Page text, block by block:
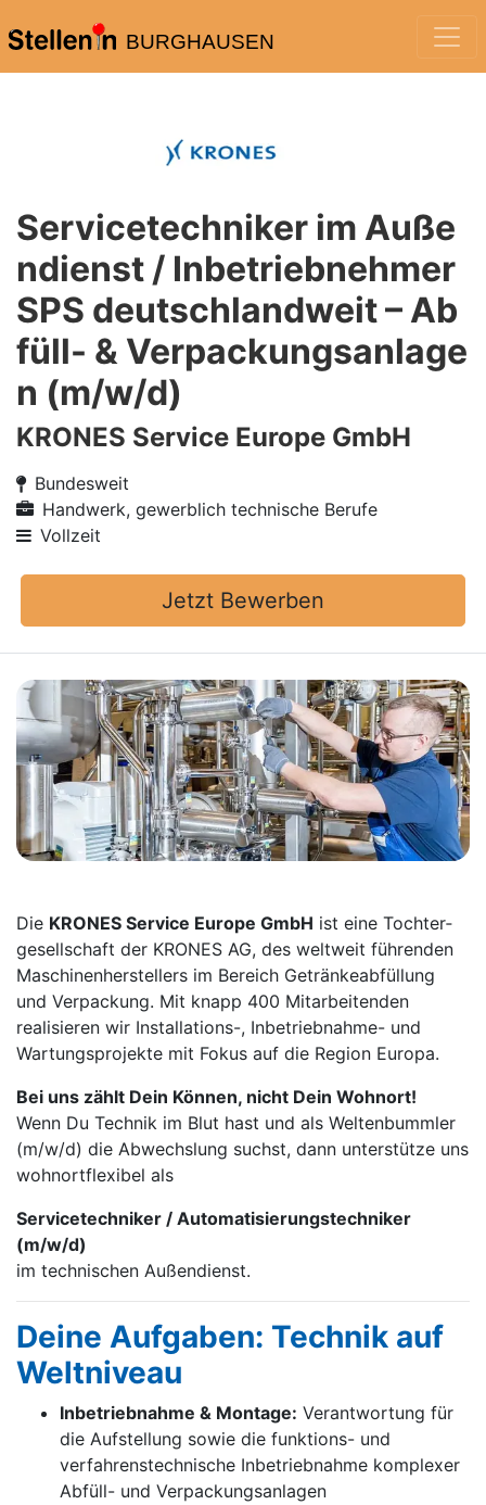
BURGHAUSEN
Servicetechniker im Auße
ndienst / Inbetriebnehmer
SPS deutschlandweit – Ab
füll- & Verpackungsanlage
n (m/w/d)
KRONES Service Europe GmbH
Bundesweit
Handwerk, gewerblich technische Berufe
Vollzeit
Jetzt Bewerben
Die KRONES Service Europe GmbH ist eine Tochter­
gesellschaft der KRONES AG, des weltweit führenden
Maschinen­herstellers im Bereich Getränke­abfüllung
und Verpackung. Mit knapp 400 Mitarbei­tenden
realisieren wir Installations-, Inbetrieb­nahme- und
Wartungs­projekte mit Fokus auf die Region Europa.
Bei uns zählt Dein Können, nicht Dein Wohnort!
Wenn Du Technik im Blut hast und als Weltenbummler
(m/w/d) die Abwechslung suchst, dann unterstütze uns
wohnortflexibel als
Servicetechniker / Automatisierungstechniker
(m/w/d)
im technischen Außendienst.
Deine Aufgaben: Technik auf
Weltniveau
Inbetriebnahme & Montage: Verantwortung für
die Aufstellung sowie die funktions- und
verfahrenstechnische Inbetriebnahme komplexer
Abfüll- und Verpackungsanlagen